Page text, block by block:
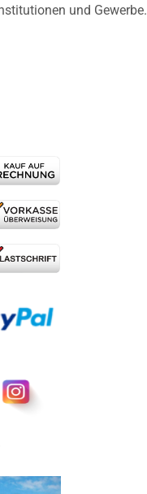
und Gewerbe.